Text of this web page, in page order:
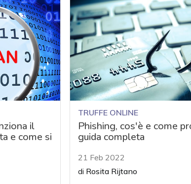
il
e come si
TRUFFE ONLINE
Phishing, cos'è e come
guida completa
21 Feb 2022
di Rosita Rijtano